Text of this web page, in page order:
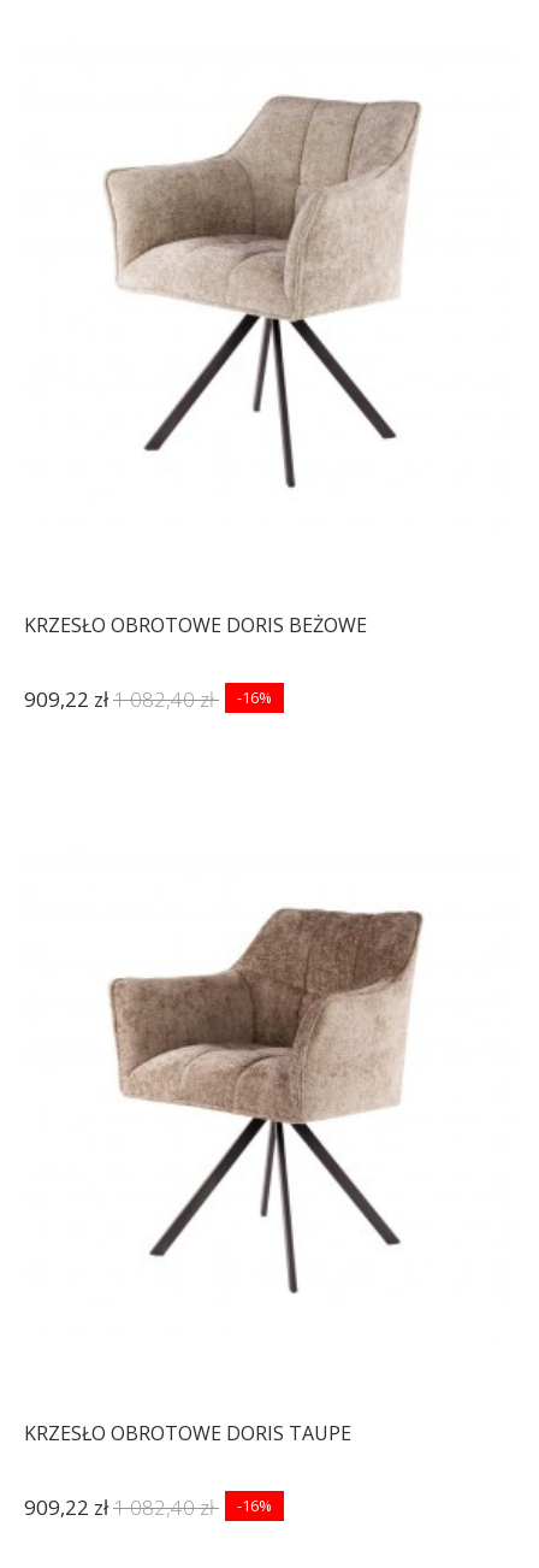
KRZESŁO OBROTOWE DORIS BEŻOWE
909,22 zł1 082,40 zł -16%
KRZESŁO OBROTOWE DORIS TAUPE
909,22 zł1 082,40 zł -16%